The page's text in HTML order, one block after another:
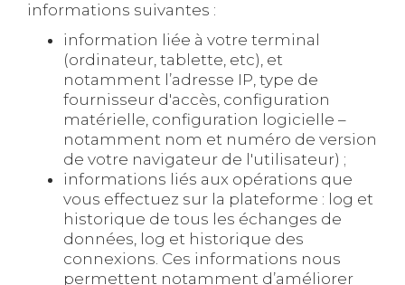
informations suivantes :
information liée à votre terminal
(ordinateur, tablette, etc), et
notamment l’adresse IP, type de
fournisseur d'accès, configuration
matérielle, configuration logicielle –
notamment nom et numéro de version
de votre navigateur de l'utilisateur) ;
informations liés aux opérations que
vous effectuez sur la plateforme : log et
historique de tous les échanges de
données, log et historique des
connexions. Ces informations nous
permettent notamment d’améliorer